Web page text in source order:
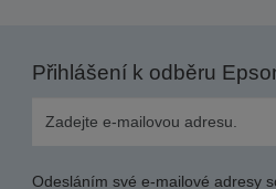
Přihlášení k odběru
Odesláním své e-mailové adresy